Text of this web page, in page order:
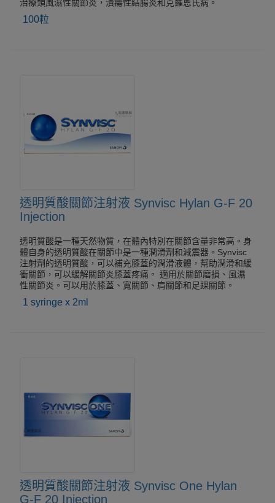
治療類風濕性關節炎，潰瘍性結腸炎和克羅恩氏病。
100粒
透明質酸關節注射液 Synvisc Hylan G-F 20
Injection
透明質酸是一種天然物質，在體內特別在關節含量非常高。身
體自身的透明質酸在關節中是一種潤滑劑和減震器。Synvisc
注射劑的透明質酸，可以補充膝蓋的潤滑液體，幫助潤滑和緩
衝關節，可以緩解關節炎膝蓋疼痛。 適用於關節磨損、風濕
性關節炎。可以用於膝蓋、寬關節、肩關節和足踝關節。
1 syringe x 2ml
透明質酸關節注射液 Synvisc One Hylan
G-F 20 Injection